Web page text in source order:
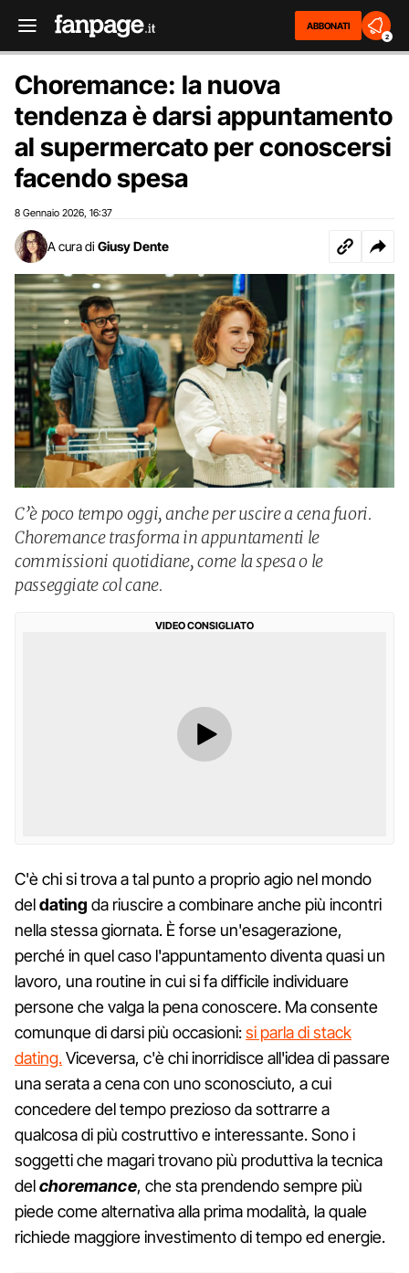
ABBONATI
2
Choremance: la nuova
tendenza è darsi appuntamento
al supermercato per conoscersi
facendo spesa
8 Gennaio 2026 16:37
A cura di Giusy Dente
C’è poco tempo oggi, anche per uscire a cena fuori.
Choremance trasforma in appuntamenti le
commissioni quotidiane, come la spesa o le
passeggiate col cane.
VIDEO CONSIGLIATO
C'è chi si trova a tal punto a proprio agio nel mondo
deldating da riuscire a combinare anche più incontri
nella stessa giornata. È forse un'esagerazione,
perché in quel caso l'appuntamento diventa quasi un
lavoro, una routine in cui si fa difficile individuare
persone che valga la pena conoscere. Ma consente
comunque di darsi più occasioni:si parla di stack
dating.Viceversa, c'è chi inorridisce all'idea di passare
una serata a cena con uno sconosciuto, a cui
concedere del tempo prezioso da sottrarre a
qualcosa di più costruttivo e interessante. Sono i
soggetti che magari trovano più produttiva la tecnica
delchoremance, che sta prendendo sempre più
piede come alternativa alla prima modalità, la quale
richiede maggiore investimento di tempo ed energie.